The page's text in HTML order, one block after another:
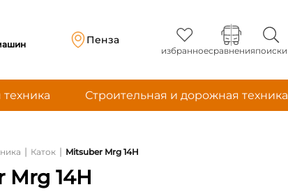
Пенза
избранноесравненияпоиски
техника Строительная и дорожная техника
| Каток | Mitsuber Mrg 14H
Mrg 14H